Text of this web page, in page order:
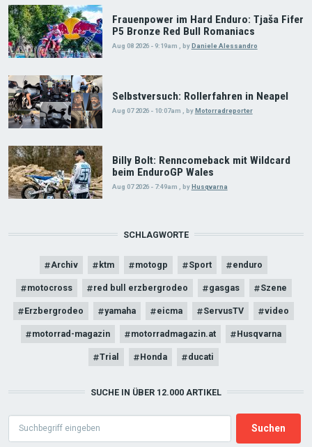
Frauenpower im Hard Enduro: Tjaša Fifer
P5 Bronze Red Bull Romaniacs
Aug 08 2026 - 9:19am , byDaniele Alessandro
Selbstversuch: Rollerfahren in Neapel
Aug 07 2026 - 10:07am byMotorradreporter
Billy Bolt: Renncomeback mit Wildcard
beim EnduroGP Wales
Aug 07 2026 - 7:49am byHusqvarna
SCHLAGWORTE
Archiv ktm motogp Sport enduro
motocross red bull erzbergrodeo gasgas Szene
Erzbergrodeo yamaha eicma ServusTV video
motorrad-magazin motorradmagazin.at Husqvarna
Trial Honda ducati
SUCHE IN ÜBER 12.000 ARTIKEL